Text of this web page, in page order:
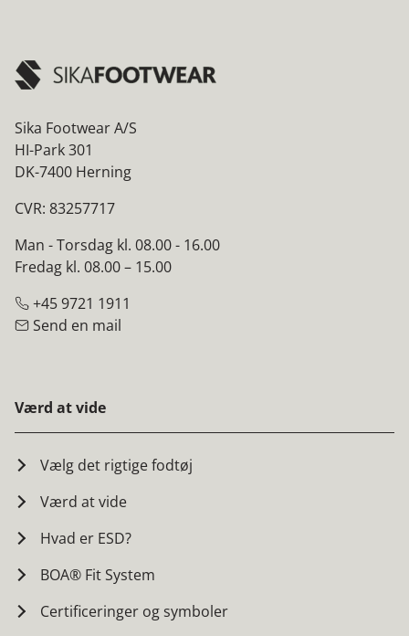
Sika Footwear A/S
HI-Park 301
DK-7400 Herning
CVR: 83257717
Man - Torsdag kl. 08.00 - 16.00
Fredag kl. 08.00 – 15.00
+45 9721 1911
Send en mail
Værd at vide
Vælg det rigtige fodtøj
Værd at vide
Hvad er ESD?
BOA® Fit System
Certificeringer og symboler